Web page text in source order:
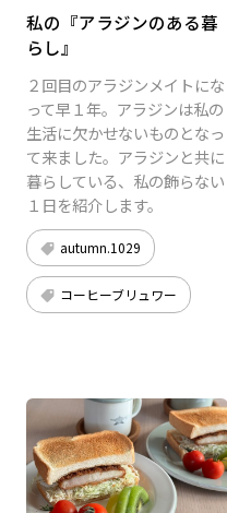
私の『アラジンのある暮
らし』
２回目のアラジンメイトにな
って早１年。アラジンは私の
生活に欠かせないものとなっ
て来ました。アラジンと共に
暮らしている、私の飾らない
１日を紹介します。
autumn.1029
コーヒーブリュワー